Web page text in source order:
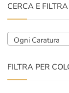
CERCA E
Ogni Caratura
FILTRA PER